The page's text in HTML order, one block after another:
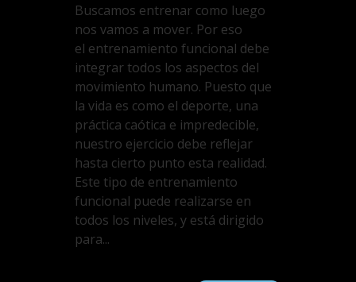
Buscamos entrenar como luego
nos vamos a mover. Por eso
el entrenamiento funcional debe
integrar todos los aspectos del
movimiento humano. Puesto que
la vida es como el deporte, una
práctica caótica e impredecible,
nuestro ejercicio debe reflejar
hasta cierto punto esta realidad.
Este tipo de entrenamiento
funcional puede realizarse en
todos los niveles, y está dirigido
para...